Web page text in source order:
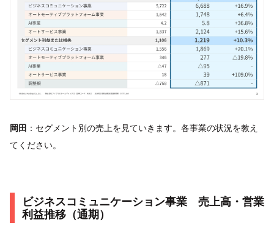
岡田 ：セグメント別の売上を見ていきます。各事業の状況を教え
てください。
ビジネスコミュニケーション事業 売上高・営業
利益推移（通期）